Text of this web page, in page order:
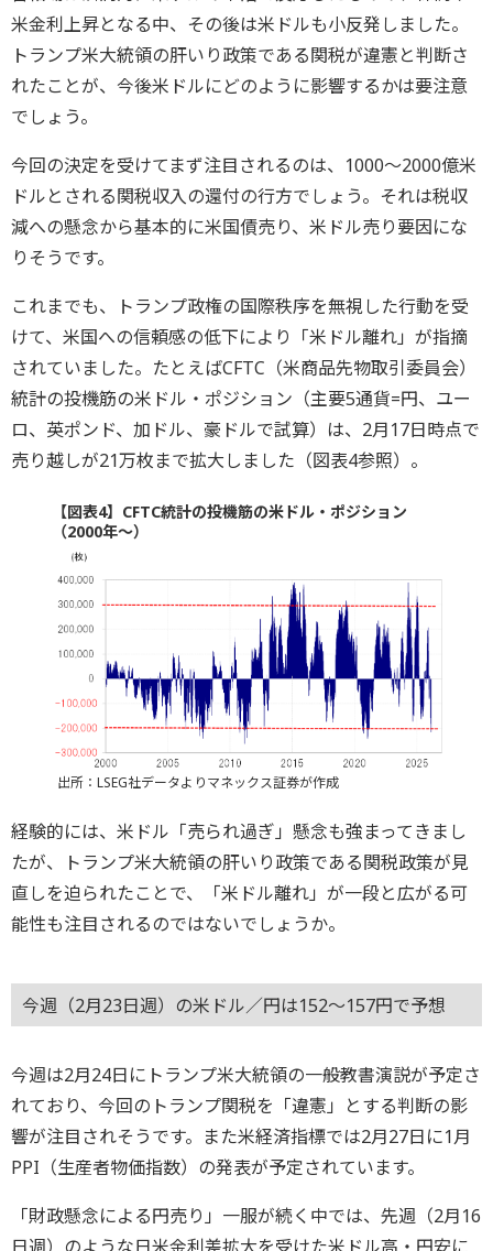
米金利上昇となる中、その後は米ドルも小反発しました。
トランプ米大統領の肝いり政策である関税が違憲と判断さ
れたことが、今後米ドルにどのように影響するかは要注意
でしょう。
今回の決定を受けてまず注目されるのは、1000～2000億米
ドルとされる関税収入の還付の行方でしょう。それは税収
減への懸念から基本的に米国債売り、米ドル売り要因にな
りそうです。
これまでも、トランプ政権の国際秩序を無視した行動を受
けて、米国への信頼感の低下により「米ドル離れ」が指摘
されていました。たとえばCFTC（米商品先物取引委員会）
統計の投機筋の米ドル・ポジション（主要5通貨=円、ユー
ロ、英ポンド、加ドル、豪ドルで試算）は、2月17日時点で
売り越しが21万枚まで拡大しました（図表4参照）。
【図表4】CFTC統計の投機筋の米ドル・ポジション
（2000年～）
出所：LSEG社データよりマネックス証券が作成
経験的には、米ドル「売られ過ぎ」懸念も強まってきまし
たが、トランプ米大統領の肝いり政策である関税政策が見
直しを迫られたことで、「米ドル離れ」が一段と広がる可
能性も注目されるのではないでしょうか。
今週（2月23日週）の米ドル／円は152～157円で予想
今週は2月24日にトランプ米大統領の一般教書演説が予定さ
れており、今回のトランプ関税を「違憲」とする判断の影
響が注目されそうです。また米経済指標では2月27日に1月
PPI（生産者物価指数）の発表が予定されています。
「財政懸念による円売り」一服が続く中では、先週（2月16